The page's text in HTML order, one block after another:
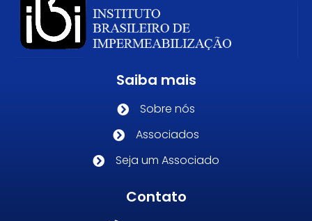
Saiba mais
Sobre nós
Associados
Seja um Associado
Contato